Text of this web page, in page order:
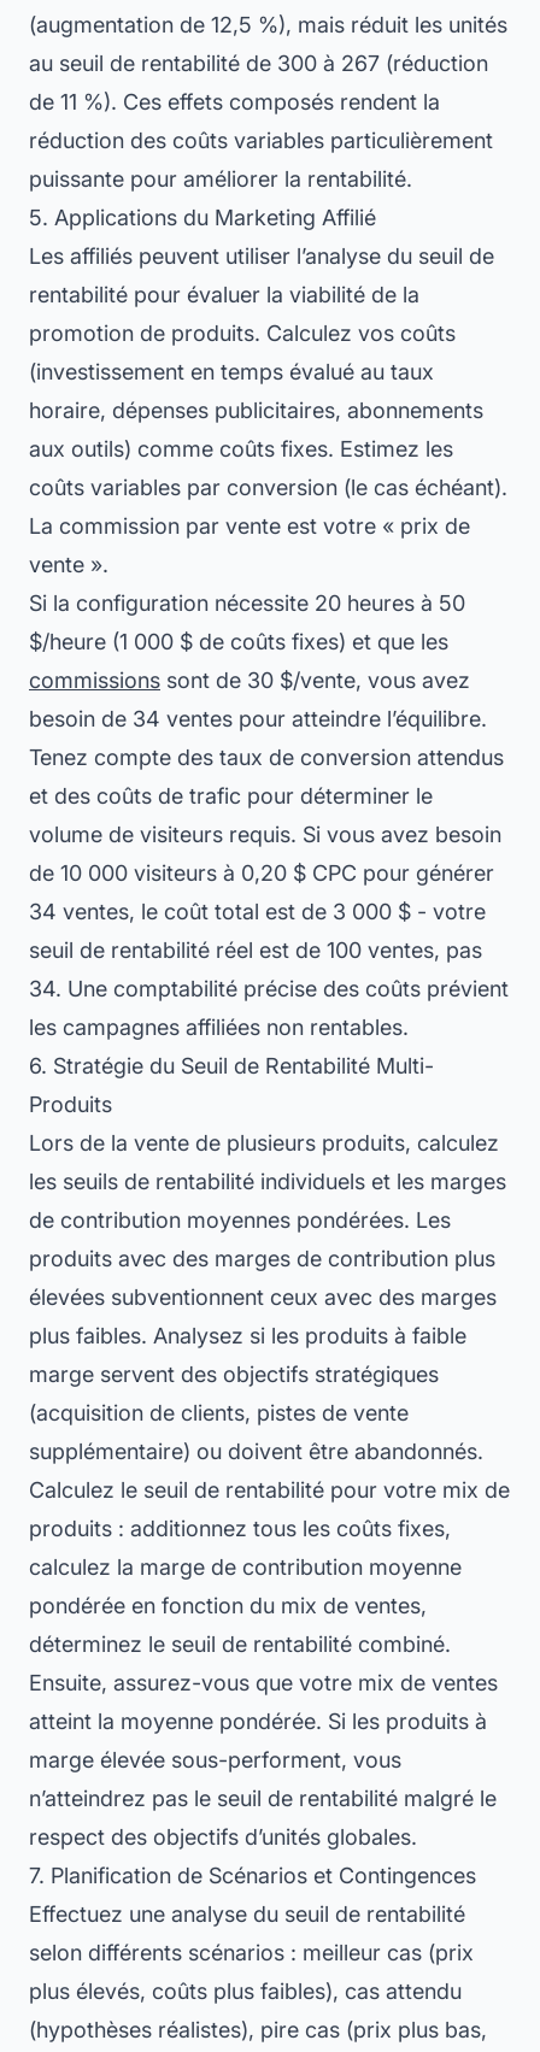
(augmentation de 12,5 %), mais réduit les unités
au seuil de rentabilité de 300 à 267 (réduction
de 11 %). Ces effets composés rendent la
réduction des coûts variables particulièrement
puissante pour améliorer la rentabilité.
5. Applications du Marketing Affilié
Les affiliés peuvent utiliser l’analyse du seuil de
rentabilité pour évaluer la viabilité de la
promotion de produits. Calculez vos coûts
(investissement en temps évalué au taux
horaire, dépenses publicitaires, abonnements
aux outils) comme coûts fixes. Estimez les
coûts variables par conversion (le cas échéant).
La commission par vente est votre « prix de
vente ».
Si la configuration nécessite 20 heures à 50
$/heure (1 000 $ de coûts fixes) et que les
commissions sont de 30 $/vente, vous avez
besoin de 34 ventes pour atteindre l’équilibre.
Tenez compte des taux de conversion attendus
et des coûts de trafic pour déterminer le
volume de visiteurs requis. Si vous avez besoin
de 10 000 visiteurs à 0,20 $ CPC pour générer
34 ventes, le coût total est de 3 000 $ - votre
seuil de rentabilité réel est de 100 ventes, pas
34. Une comptabilité précise des coûts prévient
les campagnes affiliées non rentables.
6. Stratégie du Seuil de Rentabilité Multi-
Produits
Lors de la vente de plusieurs produits, calculez
les seuils de rentabilité individuels et les marges
de contribution moyennes pondérées. Les
produits avec des marges de contribution plus
élevées subventionnent ceux avec des marges
plus faibles. Analysez si les produits à faible
marge servent des objectifs stratégiques
(acquisition de clients, pistes de vente
supplémentaire) ou doivent être abandonnés.
Calculez le seuil de rentabilité pour votre mix de
produits : additionnez tous les coûts fixes,
calculez la marge de contribution moyenne
pondérée en fonction du mix de ventes,
déterminez le seuil de rentabilité combiné.
Ensuite, assurez-vous que votre mix de ventes
atteint la moyenne pondérée. Si les produits à
marge élevée sous-performent, vous
n’atteindrez pas le seuil de rentabilité malgré le
respect des objectifs d’unités globales.
7. Planification de Scénarios et Contingences
Effectuez une analyse du seuil de rentabilité
selon différents scénarios : meilleur cas (prix
plus élevés, coûts plus faibles), cas attendu
(hypothèses réalistes), pire cas (prix plus bas,